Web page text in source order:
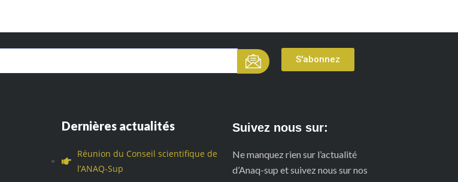
S'abonnez
Dernières actualités
Réunion du Conseil scientifique de
l’ANAQ-Sup
Suivez nous sur:
Ne manquez rien sur l’actualité
d’Anaq-sup et suivez nous sur nos